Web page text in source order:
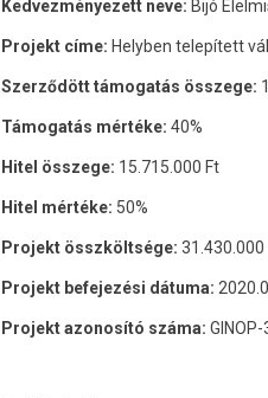
Kedvezményezett neve: Bijó
Projekt címe: Helyben telepített
Szerződött támogatás összege:
Támogatás mértéke: 40%
Hitel összege: 15.715.000 Ft
Hitel mértéke: 50%
Projekt összköltsége: 31.430.000
Projekt befejezési dátuma:
Projekt azonosító száma: